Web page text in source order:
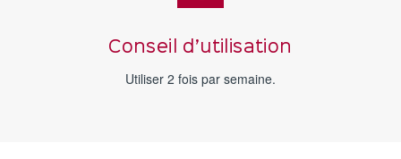
Conseil d’utilisation
Utiliser 2 fois par semaine.